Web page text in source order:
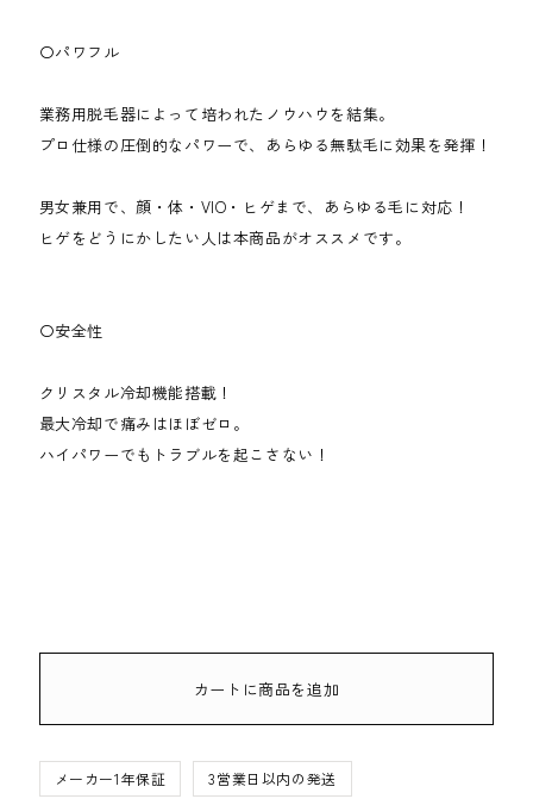
〇パワフル
業務用脱毛器によって培われたノウハウを結集。
プロ仕様の圧倒的なパワーで、あらゆる無駄毛に効果を発揮！
男女兼用で、顔・体・VIO・ヒゲまで、あらゆる毛に対応！
ヒゲをどうにかしたい人は本商品がオススメです。
〇安全性
クリスタル冷却機能搭載！
最大冷却で痛みはほぼゼロ。
ハイパワーでもトラブルを起こさない！
カートに商品を追加
メーカー1年保証 3営業日以内の発送